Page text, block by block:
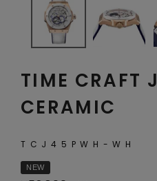
TIME CRAFT
CERAMIC
TCJ45PWH-WH
NEW